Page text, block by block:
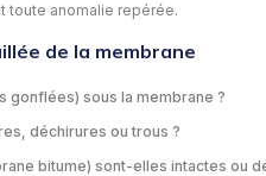
toute anomalie repérée.
de la membrane
gonflées) sous la membrane ?
déchirures ou trous ?
bitume) sont-elles intactes ou